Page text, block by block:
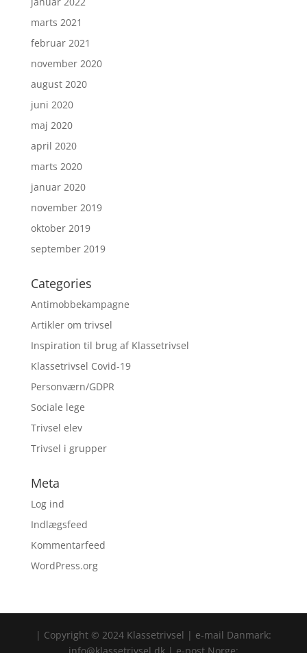
marts 2021
februar 2021
november 2020
august 2020
juni 2020
maj 2020
april 2020
marts 2020
januar 2020
november 2019
oktober 2019
september 2019
Categories
Antimobbekampagne
Artikler om trivsel
Inspiration til brug af Klassetrivsel
Klassetrivsel Covid-19
Personværn/GDPR
Sociale lege
Trivsel elev
Trivsel i grupper
Meta
Log ind
Indlægsfeed
Kommentarfeed
WordPress.org
| Copyright © 2024 Klassetrivsel | e-mail Danmark:
info@klassetrivsel.dk | e-post Norge: